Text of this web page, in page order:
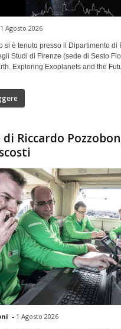
1 Agosto 2026
si è tenuto presso il Dipartimento di
Studi di Firenze (sede di Sesto
Exploring Exoplanets and the
Riccardo
- 1 Agosto 2026